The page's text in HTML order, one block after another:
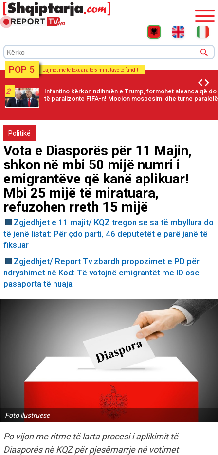
POP 5 Lajmet më të lexuara të 5 minutave të fundit
2
Infantino kërkon ndihmën e Trump, formohet aleanca që do
të paralizonte FIFA-n! Mocion mosbesimi dhe turne paralelë
Politikë
Vota e Diasporës për 11 Majin,
shkon në mbi 50 mijë numri i
emigrantëve që kanë aplikuar!
Mbi 25 mijë të miratuara,
refuzohen rreth 15 mijë
Zgjedhjet e 11 majit/ KQZ tregon se sa të mbyllura do
të jenë listat: Për çdo parti, 46 deputetët e parë janë të
fiksuar
Zgjedhjet/ Report Tv zbardh propozimet e PD për
ndryshimet në Kod: Të votojnë emigrantët me ID ose
pasaporta të huaja
Foto ilustruese
Po vijon me ritme të larta procesi i aplikimit të
Diasporës në KQZ për pjesëmarrje në votimet